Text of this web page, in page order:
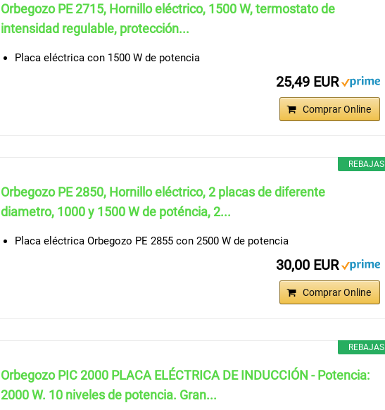
Orbegozo PE 2715, Hornillo eléctrico, 1500 W, termostato de
intensidad regulable, protección...
Placa eléctrica con 1500 W de potencia
25,49 EUR
Comprar Online
REBAJAS
Orbegozo PE 2850, Hornillo eléctrico, 2 placas de diferente
diametro, 1000 y 1500 W de poténcia, 2...
Placa eléctrica Orbegozo PE 2855 con 2500 W de potencia
30,00 EUR
Comprar Online
REBAJAS
Orbegozo PIC 2000 PLACA ELÉCTRICA DE INDUCCIÓN - Potencia:
2000 W. 10 niveles de potencia. Gran...